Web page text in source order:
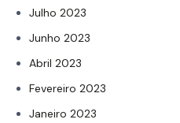
Julho 2023
Junho 2023
Abril 2023
Fevereiro 2023
Janeiro 2023